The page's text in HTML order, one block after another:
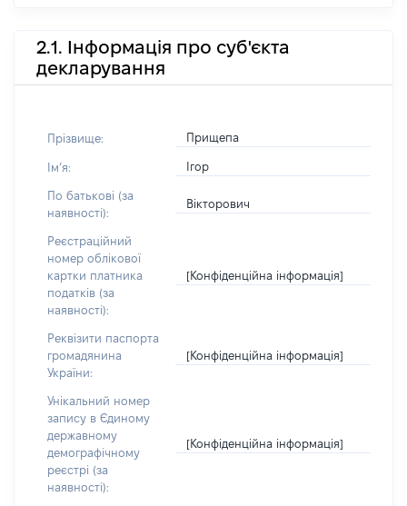
2.1. Інформація про суб'єкта
декларування
Прізвище: Прищепа
Імʼя: Ігор
По батькові (за
наявності):
Вікторович
Реєстраційний
номер облікової
картки платника
податків (за
наявності):
[Конфіденційна інформація]
Реквізити паспорта
громадянина
України:
[Конфіденційна інформація]
Унікальний номер
запису в Єдиному
державному
демографічному
реєстрі (за
наявності):
[Конфіденційна інформація]